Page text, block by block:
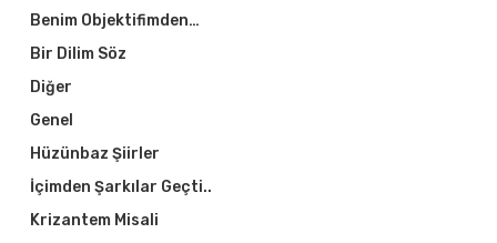
Benim Objektifimden…
Bir Dilim Söz
Diğer
Genel
Hüzünbaz Şiirler
İçimden Şarkılar Geçti..
Krizantem Misali